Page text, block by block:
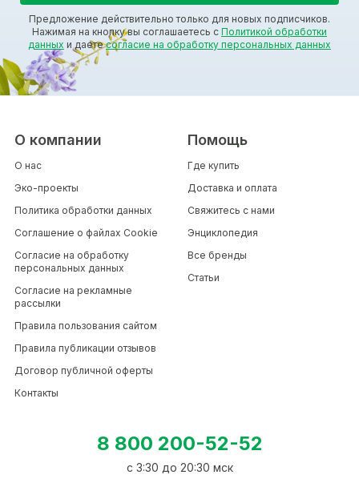
Предложение действительно только для новых подписчиков.
Нажимая на кнопку вы соглашаетесь с Политикой обработки
данных и даетесогласие на обработку персональных данных
О компании
О нас
Эко-проекты
Политика обработки данных
Соглашение о файлах Cookie
Согласие на обработку
персональных данных
Согласие на рекламные
рассылки
Правила пользования сайтом
Правила публикации отзывов
Договор публичной оферты
Контакты
Помощь
Где купить
Доставка и оплата
Свяжитесь с нами
Энциклопедия
Все бренды
Статьи
8 800 200-52-52
c 3:30 до 20:30 мск